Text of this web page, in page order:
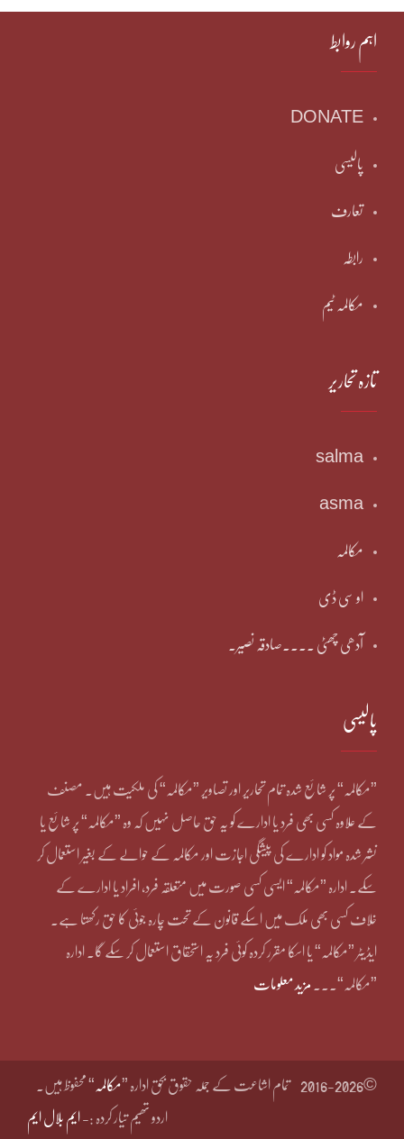
اہم روابط
DONATE
پالیسی
تعارف
رابطہ
مکالمہ ٹیم
تازہ تحاریر
salma
asma
مکالمہ
او سی ڈی
آدھی چھٹی ۔۔۔۔صادقہ نصیر۔
پالیسی
”مکالمہ“ پر شائع شدہ تمام تحاریر اور تصاویر ”مکالمہ“ کی ملکیت ہیں۔ مصنف
کے علاوہ کسی بھی فرد یا ادارے کو یہ حق حاصل نہیں کہ وہ ”مکالمہ“ پر شائع یا
نشر شدہ مواد کو ادارے کی پیشگی اجازت اور مکالمہ کے حوالے کے بغیر استعمال کر
سکے۔ ادارہ ”مکالمہ“ ایسی کسی صورت میں متعلقہ فرد، افراد یا ادارے کے
خلاف کسی بھی ملک میں اسکے قانون کے تحت چارہ جوئی کا حق رکھتا ہے۔
ایڈیٹر ”مکالمہ“ یا اسکا مقرر کردہ کوئی فرد یہ استحقاق استعمال کر سکے گا۔ ادارہ
”مکالمہ“۔۔۔ مزید معلومات
©2016-2026 تمام اشاعت کے جملہ حقوق بحق ادارہ ”مکالمہ “ محفوظ ہیں۔
اردو تھیم تیار کردہ :- ایم بلال ایم